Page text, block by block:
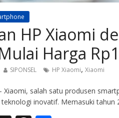
HP Xiaomi
Harga
SIPONSEL HP Xiaomi, Xiaomi
Xiaomi, salah satu produsen
inovatif. Memasuki tahun